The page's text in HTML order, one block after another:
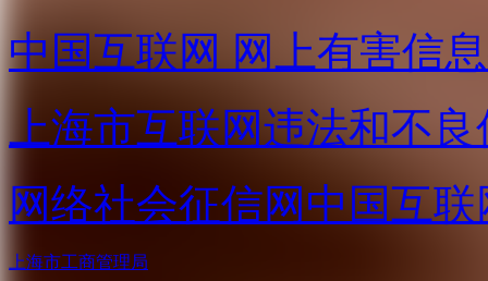
中国互联网 网上有害信
上海市互联网违法和不
网络社会征信网 中国互
上海市工商管理局